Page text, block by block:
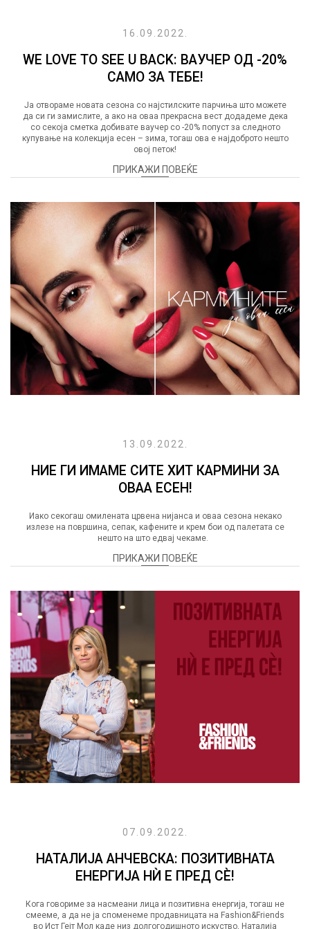
16.09.2022.
WE LOVE TO SEE U BACK: ВАУЧЕР ОД -20%
САМО ЗА ТЕБЕ!
Ја отвораме новата сезона со најстилските парчиња што можете
да си ги замислите, а ако на оваа прекрасна вест додадеме дека
со секоја сметка добивате ваучер со -20% попуст за следното
купување на колекција есен – зима, тогаш ова е најдоброто нешто
овој петок!
ПРИКАЖИ ПОВЕЌЕ
13.09.2022.
НИЕ ГИ ИМАМЕ СИТЕ ХИТ КАРМИНИ ЗА
ОВАА ЕСЕН!
Иако секогаш омилената црвена нијанса и оваа сезона некако
излезе на површина, сепак, кафените и крем бои од палетата се
нешто на што едвај чекаме.
ПРИКАЖИ ПОВЕЌЕ
07.09.2022.
НАТАЛИЈА АНЧЕВСКА: ПОЗИТИВНАТА
ЕНЕРГИЈА НЍ Е ПРЕД СÈ!
Кога говориме за насмеани лица и позитивна енергија, тогаш не
смееме, а да не ја споменеме продавницата на Fashion&Friends
во Ист Гејт Мол каде низ долгогодишното искуство, Наталија